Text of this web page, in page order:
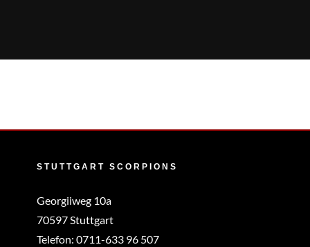
STUTTGART SCORPIONS
Georgiiweg 10a
70597 Stuttgart
Telefon: 0711-633 96 507